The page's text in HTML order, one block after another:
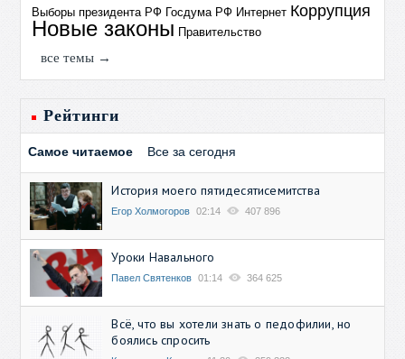
Выборы президента РФ Госдума РФ Интернет Коррупция
Новые законы Правительство
все темы →
Рейтинги
Самое читаемое Все за сегодня
История моего пятидесятисемитства
Егор Холмогоров 02:14 407 896
Уроки Навального
Павел Святенков 01:14 364 625
Всё, что вы хотели знать о педофилии, но
боялись спросить